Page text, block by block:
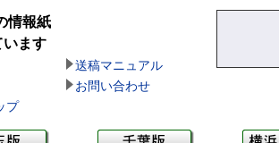
情報紙
います
送稿マニュアル
お問い合わせ
プ